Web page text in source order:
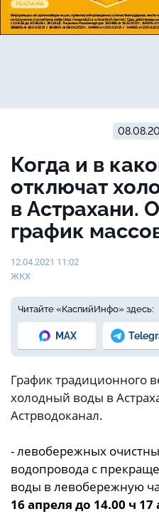
Когда и в
отключат
в Астрахани.
график
12.04.2021 11:02
ЖКХ
Читайте «КаспийИнфо» здесь:
MAX
График традиционного
холодный воды в
Астрводоканал.
- левобережных
водопровода с
воды в левобережную
16 апреля до 14.00 ч 17